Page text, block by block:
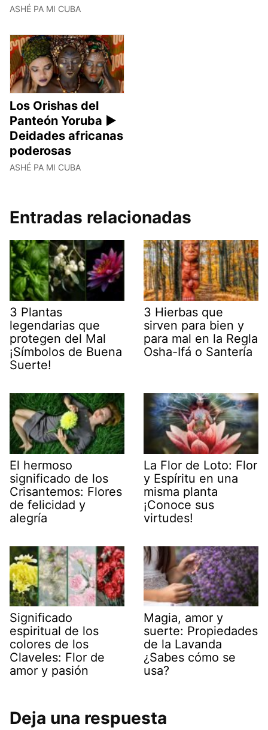
ASHÉ PA MI CUBA
Los Orishas del
Panteón Yoruba ►
Deidades africanas
poderosas
ASHÉ PA MI CUBA
Entradas relacionadas
3 Plantas
legendarias que
protegen del Mal
¡Símbolos de Buena
Suerte!
3 Hierbas que
sirven para bien y
para mal en la Regla
Osha-Ifá o Santería
El hermoso
significado de los
Crisantemos: Flores
de felicidad y
alegría
La Flor de Loto: Flor
y Espíritu en una
misma planta
¡Conoce sus
virtudes!
Significado
espiritual de los
colores de los
Claveles: Flor de
amor y pasión
Magia, amor y
suerte: Propiedades
de la Lavanda
¿Sabes cómo se
usa?
Deja una respuesta